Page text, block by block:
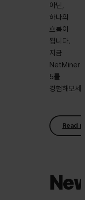
아닌,
하나의
흐름이
됩니다.
지금
NetMiner
5를
경험해보세
Read